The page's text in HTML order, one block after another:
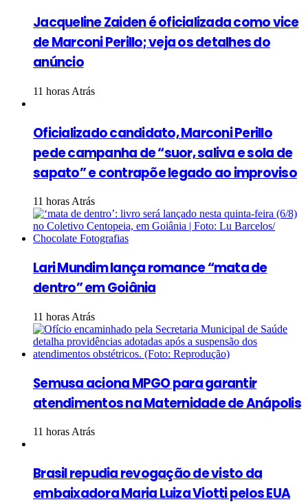
Jacqueline Zaiden é oficializada como vice
de Marconi Perillo; veja os detalhes do
anúncio
11 horas Atrás
Oficializado candidato, Marconi Perillo
pede campanha de “suor, saliva e sola de
sapato” e contrapõe legado ao improviso
11 horas Atrás
Lari Mundim lança romance “mata de
dentro” em Goiânia
11 horas Atrás
Semusa aciona MPGO para garantir
atendimentos na Maternidade de Anápolis
11 horas Atrás
Brasil repudia revogação de visto da
embaixadora Maria Luiza Viotti pelos EUA